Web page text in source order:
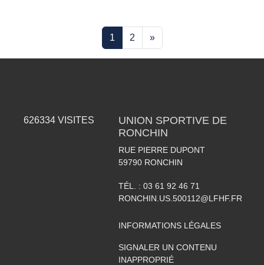
1 2 »
626334 VISITES
UNION SPORTIVE DE
RONCHIN
RUE PIERRE DUPONT
59790 RONCHIN
TÉL. : 03 61 92 46 71
RONCHIN.US.500112@LFHF.FR
INFORMATIONS LÉGALES
SIGNALER UN CONTENU
INAPPROPRIÉ